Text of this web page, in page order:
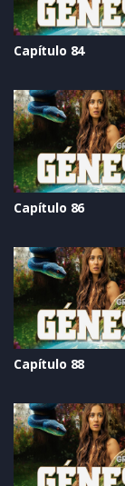
Capítulo 84
Capítulo 86
Capítulo 88